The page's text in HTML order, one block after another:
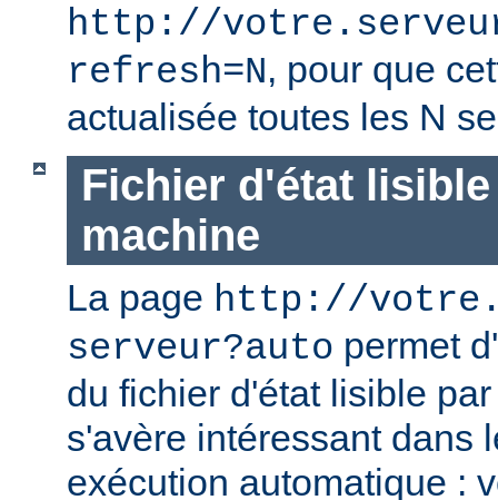
http://
refresh=N, pour que
actualisée toutes les N
Fichier d'état
machine
La page http://
serveur?auto permet
du fichier d'état lisible
s'avère intéressant dans
exécution automatique :